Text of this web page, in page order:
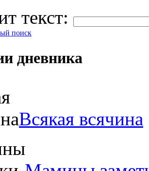
текст:
поиск
дневника
Всякая всячина